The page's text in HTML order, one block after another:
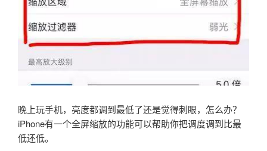
晚上玩手机，亮度都调到最低了还是觉得刺眼，怎么办？
iPhone有一个全屏缩放的功能可以帮助你把调度调到比最
低还低。